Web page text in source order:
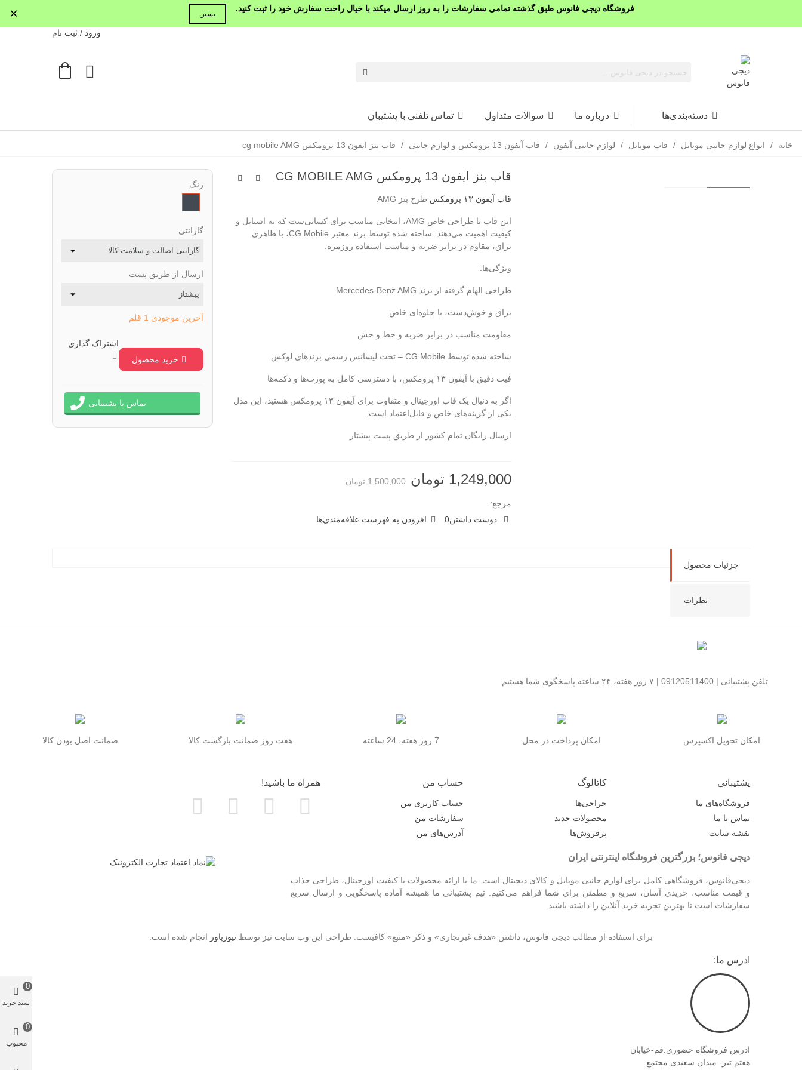
فروشگاه دیجی فانوس طبق گذشته تمامی سفارشات را به روز ارسال میکند با خیال راحت سفارش خود را ثبت کنید.
بستن ×
ورود / ثبت نام
دسته‌بندی‌ها درباره ما سوالات متداول تماس تلفنی با پشتیبان
خانه / انواع لوازم جانبی موبایل / قاب موبایل / لوازم جانبی آیفون / قاب آیفون 13 پرومکس و لوازم جانبی / قاب بنز ایفون 13 پرومکس cg mobile AMG
قاب بنز ایفون 13 پرومکس CG MOBILE AMG
قاب آیفون ۱۳ پرومکس طرح بنز AMG
این قاب با طراحی خاص AMG، انتخابی مناسب برای کسانی‌ست که به استایل و
کیفیت اهمیت می‌دهند. ساخته شده توسط برند معتبر CG Mobile، با ظاهری
براق، مقاوم در برابر ضربه و مناسب استفاده روزمره.
ویژگی‌ها:
طراحی الهام‌ گرفته از برند Mercedes-Benz AMG
براق و خوش‌دست، با جلوه‌ای خاص
مقاومت مناسب در برابر ضربه و خط و خش
ساخته شده توسط CG Mobile – تحت لیسانس رسمی برندهای لوکس
فیت دقیق با آیفون ۱۳ پرومکس، با دسترسی کامل به پورت‌ها و دکمه‌ها
اگر به دنبال یک قاب اورجینال و متفاوت برای آیفون ۱۳ پرومکس هستید، این مدل
یکی از گزینه‌های خاص و قابل‌اعتماد است.
ارسال رایگان تمام کشور از طریق پست پیشتاز
1,249,000 تومان 1,500,000 تومان
مرجع:
دوست داشتن0 افزودن به فهرست علاقه‌مندی‌ها
رنگ
گارانتی
ارسال از طریق پست
آخرین موجودی 1 قلم
خرید محصول
اشتراک گذاری
تماس با پشتیبانی
جزئیات محصول
نظرات
تلفن پشتیبانی | 09120511400 | ۷ روز هفته، ۲۴ ساعته پاسخگوی شما هستیم
امکان تحویل اکسپرس امکان پرداخت در محل 7 روز هفته، 24 ساعته هفت روز ضمانت بازگشت کالا ضمانت اصل بودن کالا
پشتیبانی
فروشگاه‌های ما
تماس با ما
نقشه سایت
کاتالوگ
حراجی‌ها
محصولات جدید
پرفروش‌ها
حساب من
حساب کاربری من
سفارشات من
آدرس‌های من
همراه ما باشید!
دیجی فانوس؛ بزرگترین فروشگاه اینترنتی ایران
دیجی‌فانوس، فروشگاهی کامل برای لوازم جانبی موبایل و کالای دیجیتال است. ما با ارائه محصولات با کیفیت اورجینال، طراحی جذاب
و قیمت مناسب، خریدی آسان، سریع و مطمئن برای شما فراهم می‌کنیم. تیم پشتیبانی ما همیشه آماده پاسخگویی و ارسال سریع
سفارشات است تا بهترین تجربه خرید آنلاین را داشته باشید.
برای استفاده از مطالب دیجی فانوس، داشتن «هدف غیرتجاری» و ذکر «منبع» کافیست. طراحی این وب سایت نیز توسط نیوزپاور انجام شده است.
ادرس ما:
ادرس فروشگاه حضوری:قم-خیابان
هفتم تیر- میدان سعیدی مجتمع
سبد خرید
0
محبوب
0